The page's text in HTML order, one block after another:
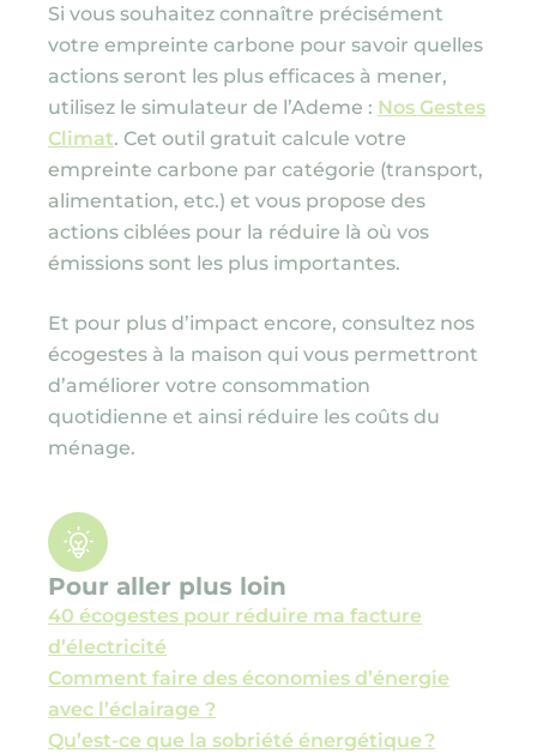
Si vous souhaitez connaître précisément
votre empreinte carbone pour savoir quelles
actions seront les plus efficaces à mener,
utilisez le simulateur de l’Ademe : Nos Gestes
Climat. Cet outil gratuit calcule votre
empreinte carbone par catégorie (transport,
alimentation, etc.) et vous propose des
actions ciblées pour la réduire là où vos
émissions sont les plus importantes.
Et pour plus d’impact encore, consultez nos
écogestes à la maison qui vous permettront
d’améliorer votre consommation
quotidienne et ainsi réduire les coûts du
ménage.
Pour aller plus loin
40 écogestes pour réduire ma facture
d’électricité
Comment faire des économies d’énergie
avec l’éclairage ?
Qu’est-ce que la sobriété énergétique ?